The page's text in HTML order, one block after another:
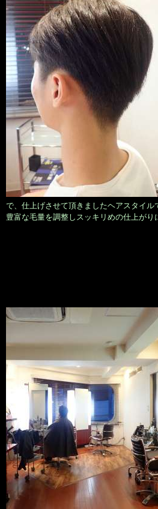
で、仕上げさせて頂きましたヘアスタイル
豊富な毛量を調整しスッキリめの仕上がり